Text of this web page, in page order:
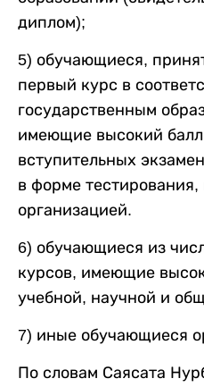
диплом);
5) обучающиеся,
первый курс в
государственным
имеющие высокий
вступительных
в форме
организацией.
6) обучающиеся из
курсов, имеющие
учебной, научной и
7) иные обучающиеся
По словам Саясата